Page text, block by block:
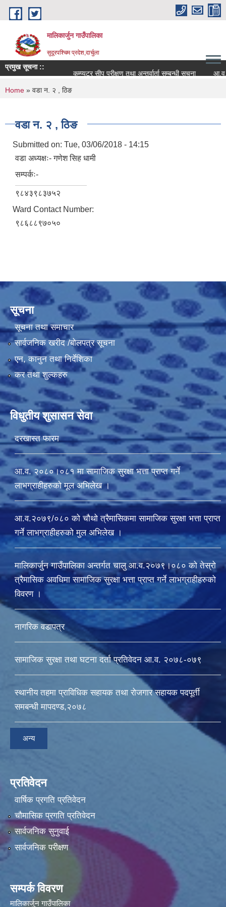
Skip to main content
मालिकार्जुन गाउँपालिका
सुदूरपश्चिम प्रदेश,दार्चुला
प्रमुख सूचना ::
कम्प्युटर सीप परीक्षण तथा अन्तर्वार्ता सम्बन्धी सूचना
आ.व.
You are here
Home » वडा न. २ , ठिङ
वडा न. २ , ठिङ
Submitted on: Tue, 03/06/2018 - 14:15
वडा अध्यक्षः- गणेश सिह धामी
सम्पर्कः-
९८४३९८३७५२
Ward Contact Number:
९८६८८९७०५०
सूचना
सूचना तथा समाचार
सार्वजनिक खरीद /बोलपत्र सूचना
एन, कानुन तथा निर्देशिका
कर तथा शुल्कहरु
विधुतीय शुसासन सेवा
दरखास्त फारम
आ.व. २०८०।०८१ मा सामाजिक सुरक्षा भत्ता प्राप्त गर्ने
लाभग्राहीहरुको मूल अभिलेख ।
आ.व.२०७९/०८० को चौथो त्रैमासिकमा सामाजिक सुरक्षा भत्ता प्राप्त
गर्ने लाभग्राहीहरुको मुल अभिलेख ।
मालिकार्जुन गाउँपालिका अन्तर्गत चालु आ‍.व.२०७९।०८० को तेस्रो
त्रैमासिक अवधिमा सामाजिक सुरक्षा भत्ता प्राप्त गर्ने लाभग्राहीहरुको
विवरण ।
नागरिक वडापत्र
सामाजिक सुरक्षा तथा घटना दर्ता प्रतिवेदन आ.व. २०७८-०७९
स्थानीय तहमा प्राविधिक सहायक तथा रोजगार सहायक पदपूर्ती
समबन्धी मापदण्ड,२०७८
अन्य
प्रतिवेदन
वार्षिक प्रगति प्रतिवेदन
चौमासिक प्रगति प्रतिवेदन
सार्वजनिक सुनुवाई
सार्वजनिक परीक्षण
सम्पर्क विवरण
मालिकार्जुन गाउँपालिका